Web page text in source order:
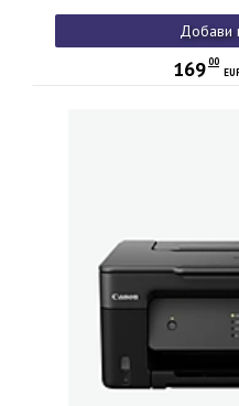
Добави
16900